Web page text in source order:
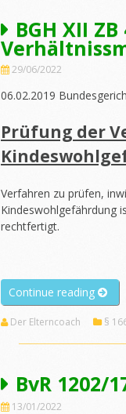
BGH XII
29/06/2022
06.02.2019
Prüfung der
Verfahren zu prüfen,
Kindeswohlgefährdung
rechtfertigt.
Continue reading „BGH
XII
ZB
408/
Der Elterncoach §
BvR
13/01/2022